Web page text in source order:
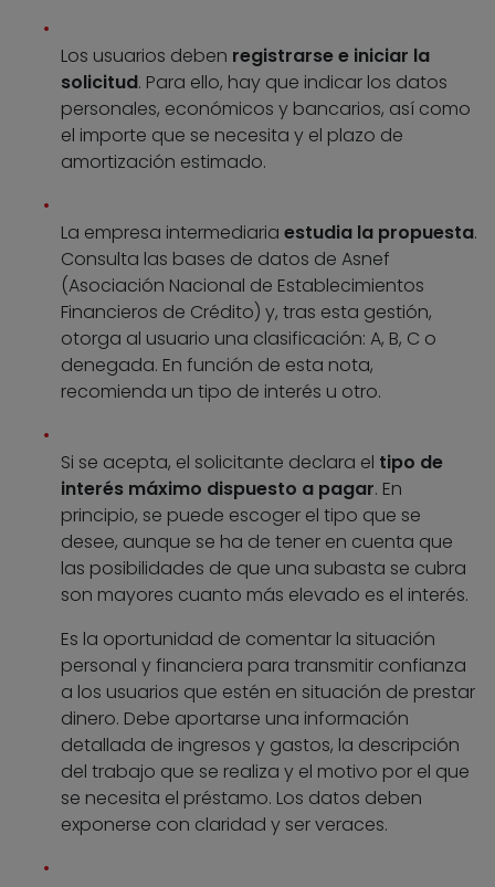
Los usuarios deben registrarse e iniciar la
solicitud. Para ello, hay que indicar los datos
personales, económicos y bancarios, así como
el importe que se necesita y el plazo de
amortización estimado.
La empresa intermediaria estudia la propuesta.
Consulta las bases de datos de Asnef
(Asociación Nacional de Establecimientos
Financieros de Crédito) y, tras esta gestión,
otorga al usuario una clasificación: A, B, C o
denegada. En función de esta nota,
recomienda un tipo de interés u otro.
Si se acepta, el solicitante declara el tipo de
interés máximo dispuesto a pagar. En
principio, se puede escoger el tipo que se
desee, aunque se ha de tener en cuenta que
las posibilidades de que una subasta se cubra
son mayores cuanto más elevado es el interés.
Es la oportunidad de comentar la situación
personal y financiera para transmitir confianza
a los usuarios que estén en situación de prestar
dinero. Debe aportarse una información
detallada de ingresos y gastos, la descripción
del trabajo que se realiza y el motivo por el que
se necesita el préstamo. Los datos deben
exponerse con claridad y ser veraces.